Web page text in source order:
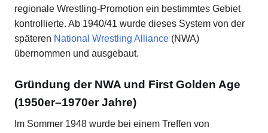
regionale Wrestling-Promotion ein bestimmtes Gebiet
kontrollierte. Ab 1940/41 wurde dieses System von der
späteren National Wrestling Alliance (NWA)
übernommen und ausgebaut.
Gründung der NWA und First Golden Age
(1950er–1970er Jahre)
Im Sommer 1948 wurde bei einem Treffen von